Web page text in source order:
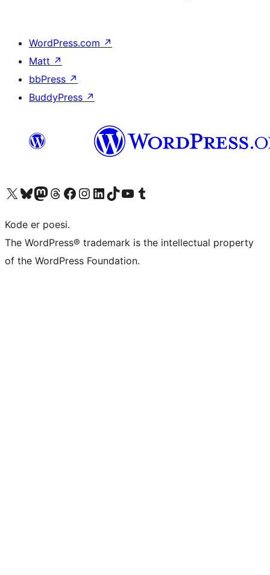
WordPress.com ↗
Matt ↗
bbPress ↗
BuddyPress ↗
Besøg vores X (tidligere Twitter) konto
Besøg vores Bluesky-konto
Besøg vores Mastodon konto
Besøg vores Threads-konto
Besøg vores Facebook sideBesøg vores Instagram konto
Besøg vores LinkedIn konto
Besøg vores TikTok-konto
Besøg vores YouTube-kanalBesøg vores Tumblr-konto
Kode er poesi.
The WordPress® trademark is the intellectual property
of the WordPress Foundation.